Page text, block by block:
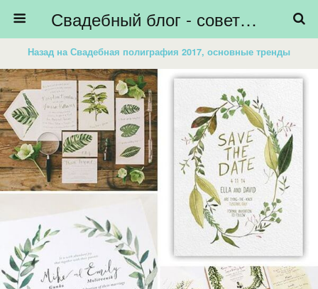
Свадебный блог - советы невестам, подготовка к свадьбе - HiBride
Назад на Свадебная полиграфия 2017, основные тренды